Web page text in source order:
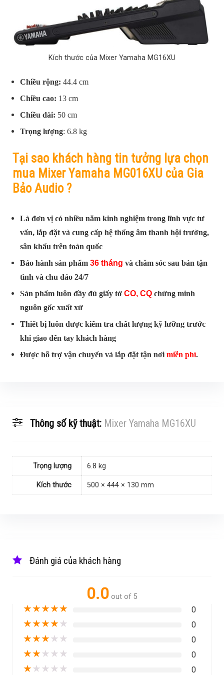
Kích thước của Mixer Yamaha MG16XU
Chiều rộng: 44.4cm
Chiều cao: 13cm
Chiều dài: 50 cm
Trọng lượng: 6.8 kg
Tại sao khách hàng tin tưởng lựa chọn
mua Mixer Yamaha MG016XU của Gia
Bảo Audio ?
Là đơn vị có nhiều năm kinh nghiệm trong lĩnh vực tư
vấn, lắp đặt và cung cấp hệ thống âm thanh hội trường,
sân khấu trên toàn quốc
Bảo hành sản phẩm 36 tháng và chăm sóc sau bán tận
tình và chu đáo 24/7
Sản phẩm luôn đầy đủ giấy tờ CO, CQ chứng minh
nguôn gốc xuất xứ
Thiết bị luôn được kiểm tra chất lượng kỹ lưỡng trước
khi giao đến tay khách hàng
Được hỗ trợ vận chuyển và lắp đặt tận nơi miễn phí.
Thông số kỹ thuật: Mixer Yamaha MG16XU
Trọng lượng 6.8 kg
Kích thước 500 × 444 × 130 mm
Đánh giá của khách hàng
0.0 out of 5
★★★★★ 0
★★★★★ 0
★★★★★ 0
★★★★★ 0
★★★★★ 0